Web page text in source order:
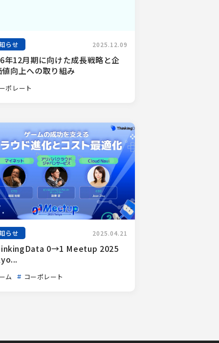
らせ 2025.12.09
年12月期に向けた成長戦略と企
向上への取り組み
ポレート
らせ 2025.04.21
0→1 Meetup 2025
ム コーポレート